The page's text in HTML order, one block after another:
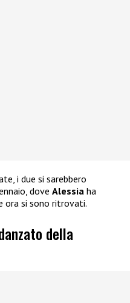
i due si sarebbero
dove Alessia ha
ora si sono ritrovati.
della